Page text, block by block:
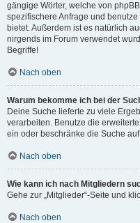
gängige Wörter, welche von
spezifischere Anfrage und
bietet. Außerdem ist es natürlich
nirgends im Forum verwendet
Begriffe!
Nach oben
Warum bekomme ich bei der
Deine Suche lieferte zu viele
verarbeiten. Benutze die
ein oder beschränke die Suche
Nach oben
Wie kann ich nach Mitgliedern
Gehe zur „Mitglieder“-Seite und
Nach oben